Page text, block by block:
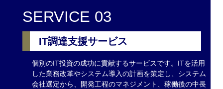
SERVICE 03
IT調達支援サービス
個別のIT投資の成功に貢献するサービスです。ITを活用
した業務改革やシステム導入の計画を策定し、システム
会社選定から、開発工程のマネジメント、稼働後の中長